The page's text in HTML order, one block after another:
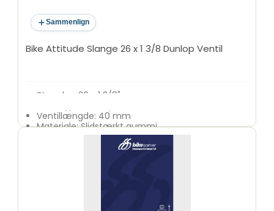
Sammenlign
Bike Attitude Slange 26 x 1 3/8 Dunlop Ventil
Størrelse: 26 x 1 3/8"
Ventillængde: 40 mm
Materiale: Slidstærkt gummi
Anvendelse: Citybikes, klassiske cykler og